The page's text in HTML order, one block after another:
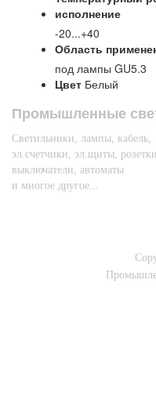
исполнение
-20...+40
Область
под лампы GU5.3
Цвет Белый
Промышленные
Светильники, лампы, кабель,
эл.счетчики, эл.щиты,
выключатели, автоматы
и многое другое...